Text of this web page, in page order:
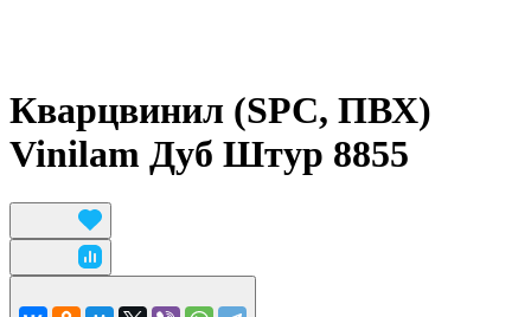
Кварцвинил (SPC, ПВХ)
Vinilam Дуб Штур 8855